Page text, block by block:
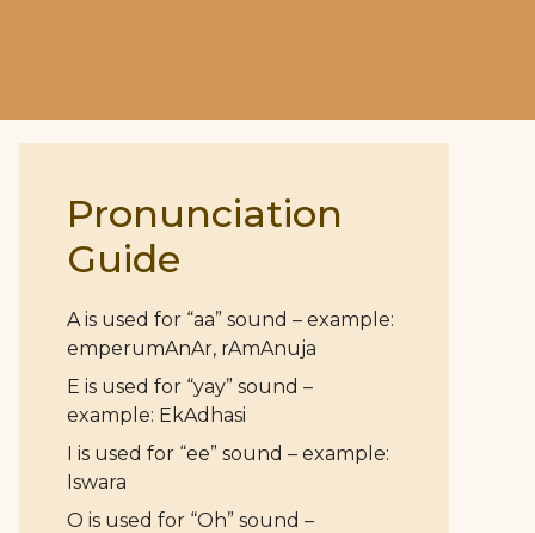
Pronunciation
Guide
A is used for “aa” sound – example:
emperumAnAr, rAmAnuja
E is used for “yay” sound –
example: EkAdhasi
I is used for “ee” sound – example:
Iswara
O is used for “Oh” sound –